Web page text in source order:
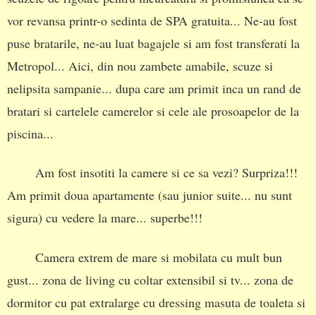
vor revansa printr-o sedinta de SPA gratuita... Ne-au fost
puse bratarile, ne-au luat bagajele si am fost transferati la
Metropol... Aici, din nou zambete amabile, scuze si
nelipsita sampanie... dupa care am primit inca un rand de
bratari si cartelele camerelor si cele ale prosoapelor de la
piscina...
Am fost insotiti la camere si ce sa vezi? Surpriza!!!
Am primit doua apartamente (sau junior suite... nu sunt
sigura) cu vedere la mare... superbe!!!
Camera extrem de mare si mobilata cu mult bun
gust... zona de living cu coltar extensibil si tv... zona de
dormitor cu pat extralarge cu dressing masuta de toaleta si